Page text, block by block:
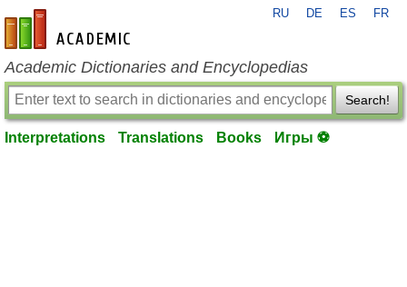
en-academic.com
RU DE ES FR
Academic Dictionaries and Encyclopedias
Search!
Interpretations Translations Books Игры ⚽